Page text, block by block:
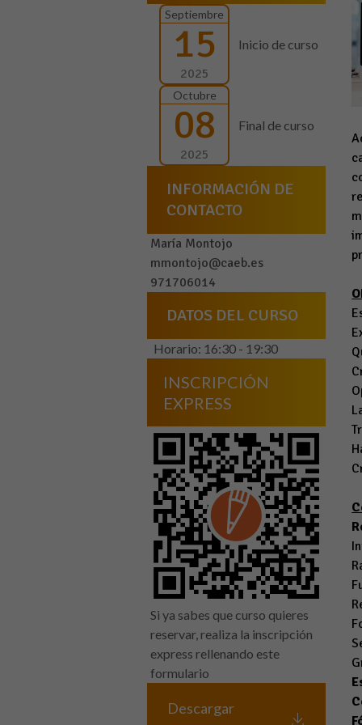
Septiembre
15
2025
Inicio de curso
Octubre
08
2025
Final de curso
INFORMACIÓN DE
CONTACTO
María Montojo
mmontojo@caeb.es
971706014
DATOS DEL CURSO
Horario: 16:30 - 19:30
INSCRIPCIÓN
EXPRESS
Si ya sabes que curso quieres
reservar, realiza la inscripción
express rellenando este
formulario
Descargar